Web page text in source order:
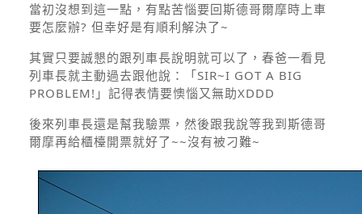
當初沒想到這一點，有點苦惱要回斯德哥爾摩時上車
要怎麼辦? 但幸好是有順利解決了~
其實只要誠懇的跟列車長說明就可以了，春爸一看見
列車長就主動過去跟他說：「SIR~I GOT A BIG
PROBLEM!」記得表情要懊惱又無助XDDD
後來列車長還是幫我驗票，然後跟我說等我到斯德哥
爾摩再給櫃檯開票就好了~~沒有被刁難~